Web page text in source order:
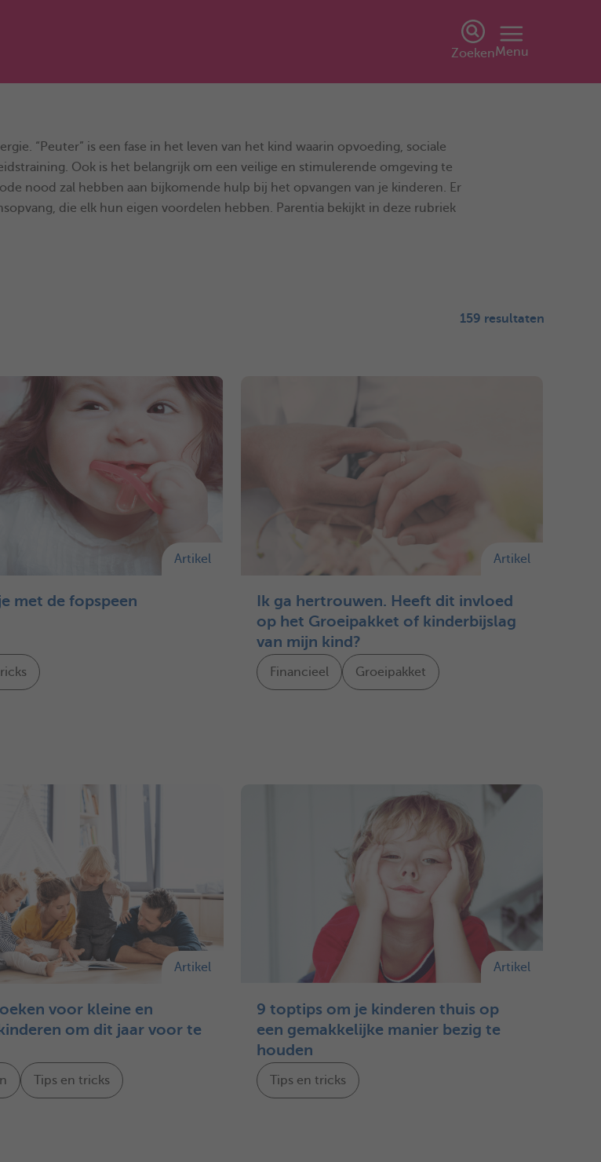
ZoekenMenu
“Peuter” is een fase in het leven van het kind waarin opvoeding, sociale
Ook is het belangrijk om een veilige en stimulerende omgeving te
nood zal hebben aan bijkomende hulp bij het opvangen van je kinderen. Er
die elk hun eigen voordelen hebben​. Parentia bekijkt in deze rubriek
159 resultaten
Artikel
met de fopspeen
Artikel
Ik ga hertrouwen. Heeft dit invloed
op het Groeipakket of kinderbijslag
van mijn kind?
Financieel Groeipakket
Artikel
voor kleine en
om dit jaar voor te
Tips en tricks
Artikel
9 toptips om je kinderen thuis op
een gemakkelijke manier bezig te
houden
Tips en tricks